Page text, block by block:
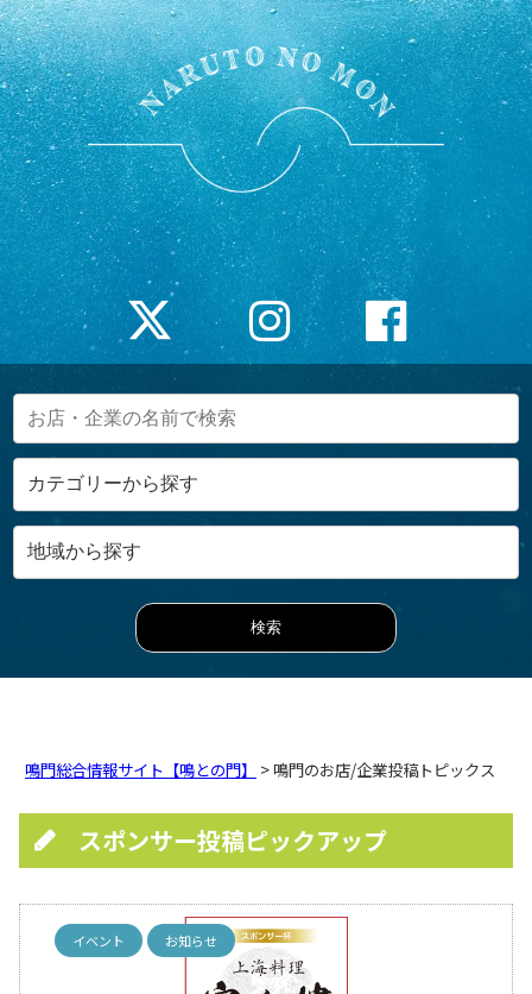
鳴門総合情報サイト【鳴との門】 > 鳴門のお店/企業投稿トピックス
スポンサー投稿ピックアップ
イベント お知らせ